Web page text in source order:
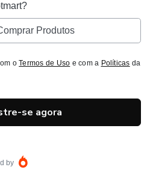
Produtos
oTermos de Uso e com a Políticas da
se agora
by